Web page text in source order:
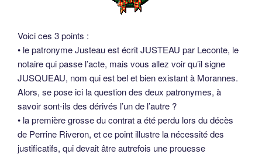
Voici ces 3 points :
• le patronyme Justeau est écrit JUSTEAU par Leconte, le
notaire qui passe l’acte, mais vous allez voir qu’il signe
JUSQUEAU, nom qui est bel et bien existant à Morannes.
Alors, se pose ici la question des deux patronymes, à
savoir sont-ils des dérivés l’un de l’autre ?
• la première grosse du contrat a été perdu lors du décès
de Perrine Riveron, et ce point illustre la nécessité des
justificatifs, qui devait âtre autrefois une prouesse